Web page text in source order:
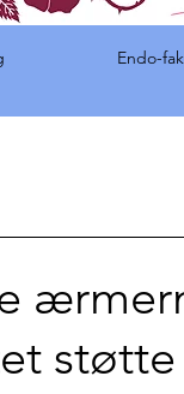
Endo-
støtte